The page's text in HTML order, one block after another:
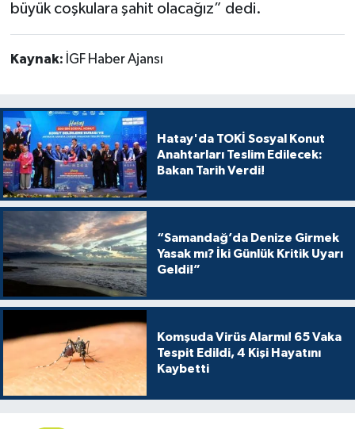
büyük coşkulara şahit olacağız” dedi.
Kaynak: İGF Haber Ajansı
Hatay'da TOKİ Sosyal Konut
Anahtarları Teslim Edilecek:
Bakan Tarih Verdi!
“Samandağ’da Denize Girmek
Yasak mı? İki Günlük Kritik Uyarı
Geldi!”
Komşuda Virüs Alarmı! 65 Vaka
Tespit Edildi, 4 Kişi Hayatını
Kaybetti